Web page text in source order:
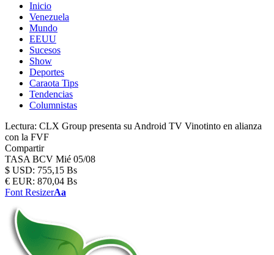
Inicio
Venezuela
Mundo
EEUU
Sucesos
Show
Deportes
Caraota Tips
Tendencias
Columnistas
Lectura: CLX Group presenta su Android TV Vinotinto en alianza
con la FVF
Compartir
TASA BCV Mié 05/08
$ USD: 755,15 Bs
€ EUR: 870,04 Bs
Font ResizerAa